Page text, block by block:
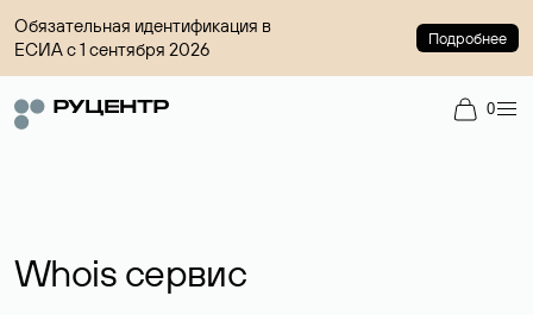
Обязательная идентификация в
ЕСИА с 1 сентября 2026
Подробнее
0
Whois сервис